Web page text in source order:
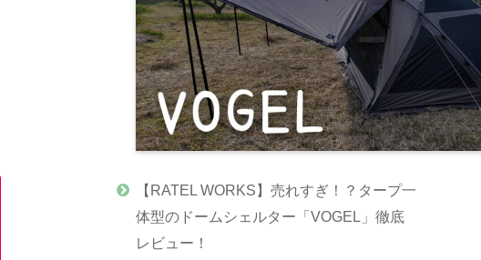
【RATEL WORKS】売れすぎ！？タープ一
体型のドームシェルター「VOGEL」徹底
レビュー！